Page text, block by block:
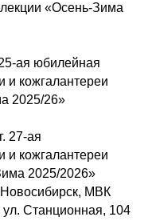
«Осень-Зима
ая юбилейная
и кожгалантереи
2025/26»
27-ая
и кожгалантереи
2025/2026»
Новосибирск, МВК
Станционная, 104